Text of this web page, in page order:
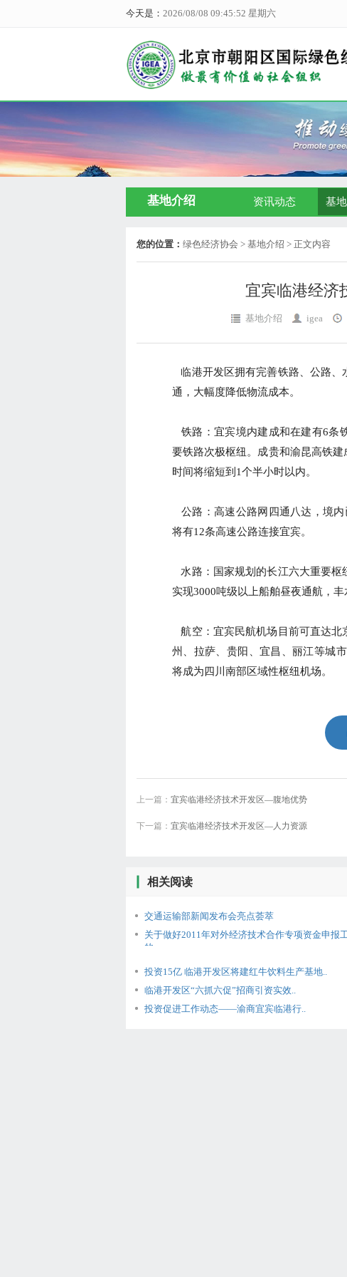
今天是： 2026/08/08 09:45:52 星期六
基地介绍 资讯动态 基
您的位置： 绿色经济协会 > 基地介绍 > 正文内容
宜宾临港经
基地介绍 igea
临港开发区拥有完善铁路、公路、
通，大幅度降低物流成本。
铁路：宜宾境内建成和在建有6条
要铁路次极枢纽。成贵和渝昆高铁
时间将缩短到1个半小时以内。
公路：高速公路网四通八达，境
将有12条高速公路连接宜宾。
水路：国家规划的长江六大重要枢
实现3000吨级以上船舶昼夜通航，丰
航空：宜宾民航机场目前可直达北
州、拉萨、贵阳、宜昌、丽江等城
将成为四川南部区域性枢纽机场。
上一篇： 宜宾临港经济技术开发区—腹地优势
下一篇： 宜宾临港经济技术开发区—人力资源
相关阅读
交通运输部新闻发布会亮点荟萃
关于做好2011年对外经济技术合作专项资金申报
的..
投资15亿 临港开发区将建红牛饮料生产基地..
临港开发区“六抓六促”招商引资实效..
投资促进工作动态——渝商宜宾临港行..